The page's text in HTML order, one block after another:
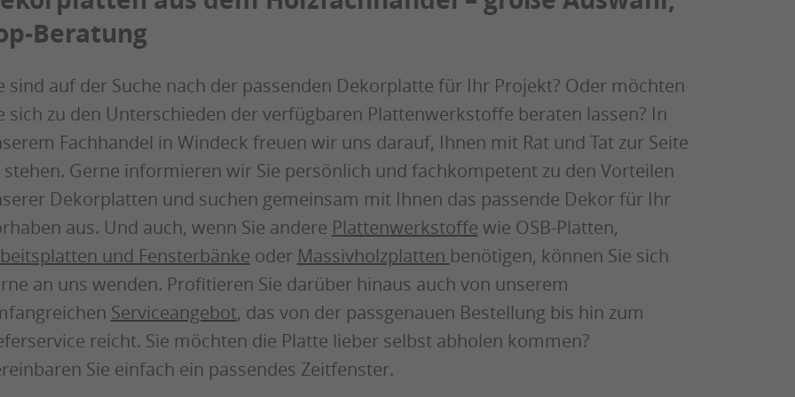
Beratung
sind auf der Suche nach der passenden Dekorplatte für Ihr Projekt? Oder möchten
sich zu den Unterschieden der verfügbaren Plattenwerkstoffe beraten lassen? In
Fachhandel in Windeck freuen wir uns darauf, Ihnen mit Rat und Tat zur Seite
stehen. Gerne informieren wir Sie persönlich und fachkompetent zu den Vorteilen
Dekorplatten und suchen gemeinsam mit Ihnen das passende Dekor für Ihr
aus. Und auch, wenn Sie andere Plattenwerkstoffe wie OSB-Platten,
und Fensterbänke oder Massivholzplatten benötigen, können Sie sich
an uns wenden. Profitieren Sie darüber hinaus auch von unserem
Serviceangebot, das von der passgenauen Bestellung bis hin zum
reicht. Sie möchten die Platte lieber selbst abholen kommen?
Sie einfach ein passendes Zeitfenster.